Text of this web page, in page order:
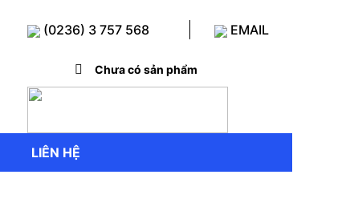
(0236) 3 757 568 EMAIL
Chưa có sản phẩm
LIÊN HỆ